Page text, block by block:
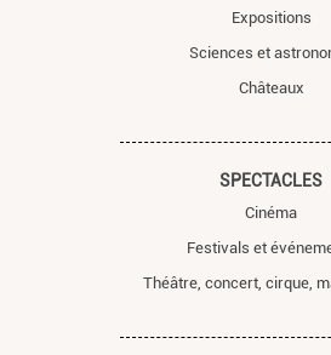
Expositions
Sciences et
Châteaux
SPECTACLES
Cinéma
Festivals et
Théâtre, concert, cirque,